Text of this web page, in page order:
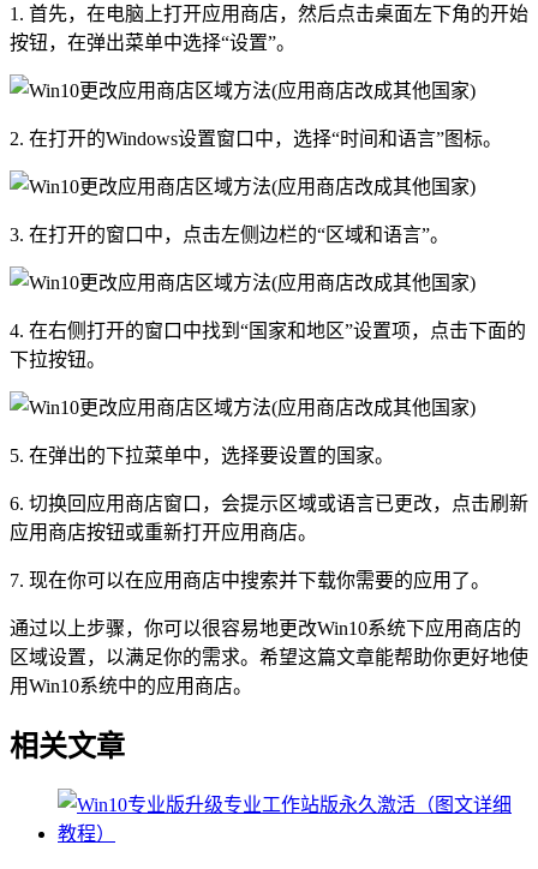
1. 首先，在电脑上打开应用商店，然后点击桌面左下角的开始
按钮，在弹出菜单中选择“设置”。
2. 在打开的Windows设置窗口中，选择“时间和语言”图标。
3. 在打开的窗口中，点击左侧边栏的“区域和语言”。
4. 在右侧打开的窗口中找到“国家和地区”设置项，点击下面的
下拉按钮。
5. 在弹出的下拉菜单中，选择要设置的国家。
6. 切换回应用商店窗口，会提示区域或语言已更改，点击刷新
应用商店按钮或重新打开应用商店。
7. 现在你可以在应用商店中搜索并下载你需要的应用了。
通过以上步骤，你可以很容易地更改Win10系统下应用商店的
区域设置，以满足你的需求。希望这篇文章能帮助你更好地使
用Win10系统中的应用商店。
相关文章